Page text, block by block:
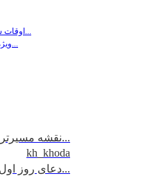
نقشه مسیرتردد - مرزهای 6 گانه...
kh_khoda
دعای روز اول ماه مبارک رمضان...